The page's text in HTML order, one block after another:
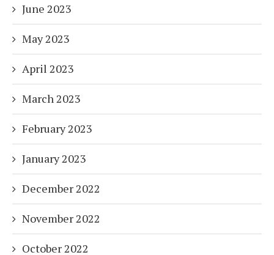
June 2023
May 2023
April 2023
March 2023
February 2023
January 2023
December 2022
November 2022
October 2022